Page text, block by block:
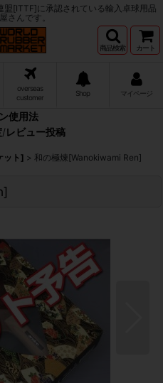
盟[ITTF]に承認されている輸入卓球用品
さんです。
商品検索 カート
overseas
customer
Shop マイページ
使用法
/レビュー投稿
ット] > 和の極煉[Wanokiwami Ren]